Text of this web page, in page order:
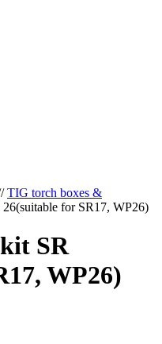
TIG torch boxes &
for SR17, WP26)
SR
WP26)